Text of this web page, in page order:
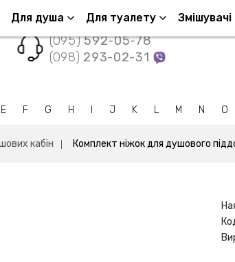
(095)592-05-78
(098) 293-02-31
Для душа Для туалету Змішувачі
E F G H J K L M N O
кабін Комплект ніжок для душового